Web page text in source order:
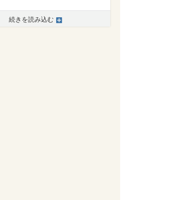
続きを読み込む